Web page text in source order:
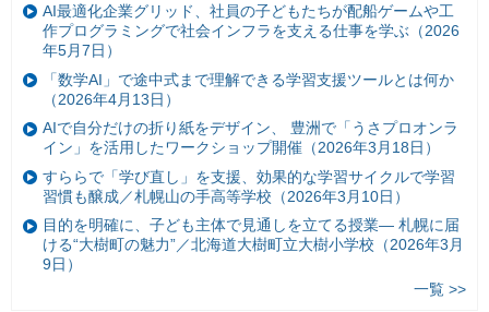
AI最適化企業グリッド、社員の子どもたちが配船ゲームや工
作プログラミングで社会インフラを支える仕事を学ぶ（2026
年5月7日）
「数学AI」で途中式まで理解できる学習支援ツールとは何か
（2026年4月13日）
AIで自分だけの折り紙をデザイン、 豊洲で「うさプロオンラ
イン」を活用したワークショップ開催（2026年3月18日）
すららで「学び直し」を支援、効果的な学習サイクルで学習
習慣も醸成／札幌山の手高等学校（2026年3月10日）
目的を明確に、子ども主体で見通しを立てる授業— 札幌に届
ける“大樹町の魅力”／北海道大樹町立大樹小学校（2026年3月
9日）
一覧 >>